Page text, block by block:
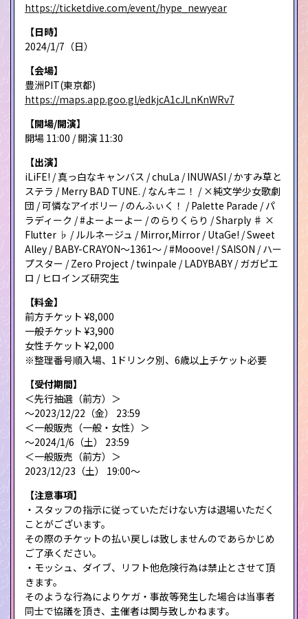
https://ticketdive.com/event/hype_newyear
【日時】
2024/1/7（日）
【会場】
豊洲PIT(東京都)
https://maps.app.goo.gl/edkjcA1cJLnKnWRv7
【開場/開演】
開場 11:00 / 開演 11:30
【出演】
iLiFE! / 真っ白なキャンバス / chuLa / INUWASI / かすみ草と
ステラ / Merry BAD TUNE. / なんキニ！ / ×純文学少女歌劇
団 / 可憐なアイボリー / のんふぃく！ / Palette Parade / パ
ラディーク / #よーよーよー / のらりくらり / Sharply ♯ ×
Flutter ♭ / ルルネージュ / Mirror,Mirror / UtaGe! / Sweet
Alley / BABY-CRAYON〜1361〜 / #Mooove! / SAISON / ハー
プスター / Zero Project / twinpale / LADYBABY / ガガピエ
ロ / ヒロインズ研究生
【料金】
前方チケット ¥8,000
一般チケット ¥3,900
女性チケット ¥2,000
※整理番号順入場、1ドリンク別、6歳以上チケット必要
【受付期間】
＜先行抽選（前方）＞
〜2023/12/22（金） 23:59
＜一般販売（一般・女性）＞
〜2024/1/6（土） 23:59
＜一般販売（前方）＞
2023/12/23（土） 19:00〜
【注意事項】
・スタッフの指示に従っていただけない方は退場いただく
ことがございます。
その際のチケットの払い戻しは致しませんのであらかじめ
ご了承ください。
・モッシュ、ダイブ、リフト他危険行為は禁止とさせて頂
きます。
そのような行為によりケガ・事故等発生した場合は当事者
同士で協議を頂き、主催者は関与致しかねます。